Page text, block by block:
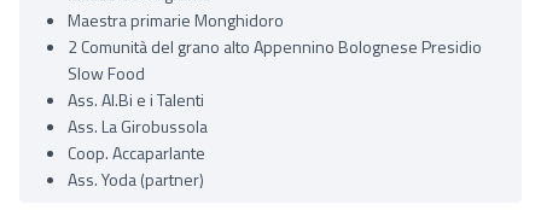
Maestra primarie Monghidoro
2 Comunità del grano alto Appennino Bolognese Presidio
Slow Food
Ass. AI.Bi e i Talenti
Ass. La Girobussola
Coop. Accaparlante
Ass. Yoda (partner)